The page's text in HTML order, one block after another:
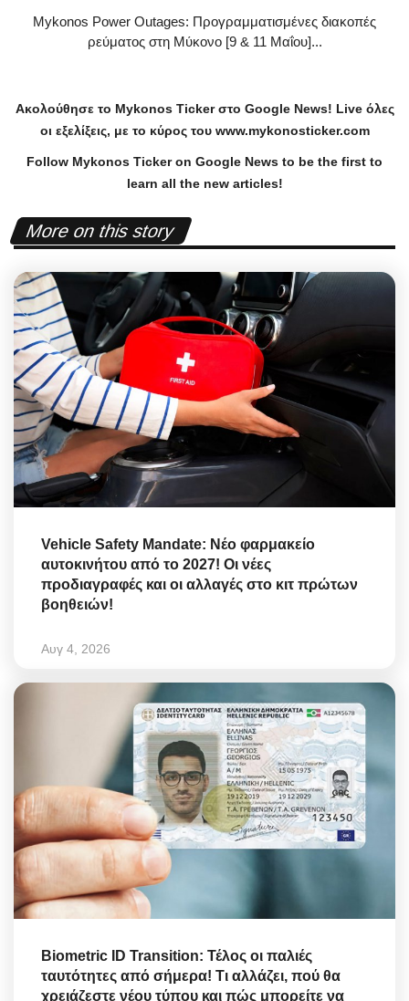
Mykonos Power Outages: Προγραμματισμένες διακοπές
ρεύματος στη Μύκονο [9 & 11 Μαΐου]...
Ακολούθησε το Mykonos Tickerστο Google News! Liveόλες
οι εξελίξεις, με το κύρος του www.mykonosticker.com
Follow Mykonos Ticker on Google News to be the first to
learn all the new articles!
More on this story
Vehicle Safety Mandate: Νέο φαρμακείο
αυτοκινήτου από το 2027! Οι νέες
προδιαγραφές και οι αλλαγές στο κιτ πρώτων
βοηθειών!
Αυγ 4, 2026
Biometric ID Transition: Τέλος οι παλιές
ταυτότητες από σήμερα! Τι αλλάζει, πού θα
χρειάζεστε νέου τύπου και πώς μπορείτε να